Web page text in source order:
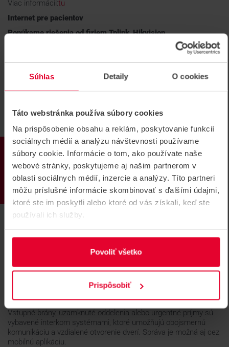
Súhlas Detaily O cookies
Táto webstránka používa súbory cookies
Na prispôsobenie obsahu a reklám, poskytovanie funkcií
sociálnych médií a analýzu návštevnosti používame
súbory cookie. Informácie o tom, ako používate naše
webové stránky, poskytujeme aj našim partnerom v
oblasti sociálnych médií, inzercie a analýzy. Títo partneri
môžu príslušné informácie skombinovať s ďalšími údajmi,
ktoré ste im poskytli alebo ktoré od vás získali, keď ste
používali ich služby.
Povoliť všetko
Prispôsobiť
PRODUKTY
Viac informácii:tu
Internet pre pacientov
Ponúkame riešenia od firiem Tplink,Hikvision
Bezpečné a stabilné WiFi pokrytie je dnes štandardom.
Umožňuje pacientom aj návštevníkom pripojenie k internetu
Viac informácii:
bezpečnosť, starostlivosť a komunikácia
Systém sestra–pacient
Ponúkame riešenie od firmy Hikvision
Systém umožňuje pacientom privolať personál cez tlačidlo pri
lôžku alebo nositeľný náramok. Notifikácie sa zobrazujú na
dispečerských paneloch alebo priamo na mobilných
zariadeniach sestier.
RTPMS – monitorovanie pacienta v reálnom čase
Ponúkame riešenie od firmy
zariadeniami a systémom sestra–pacient.
Viac informácii:tu
Ponúkame riešenie od firmy Suprema, Hikvision, Ajax
Vstupné brány, uzamknuté oddelenia alebo urgentné príjmy sú
vybavené interkom systémami, ktoré umožňujú obojsmernú
komunikáciu a vzdialené otvorenie dverí. Správa je možná aj cez
mobilnú aplikáciu.